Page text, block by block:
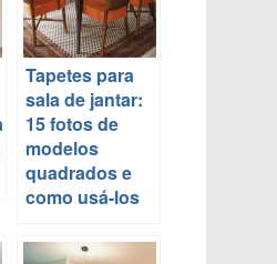
Tapetes para
sala de jantar:
15 fotos de
modelos
quadrados e
como usá-los